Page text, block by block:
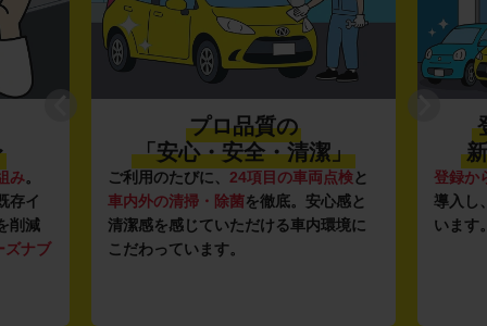
み。
存イ
削減
ズナブ
プロ品質の
「安心・安全・清潔」
ご利用のたびに、 24項目の車両点検と
車内外の清掃・除菌を徹底。安心感と
清潔感を感じていただける車内環境に
こだわっています。
登録か
導入し
います